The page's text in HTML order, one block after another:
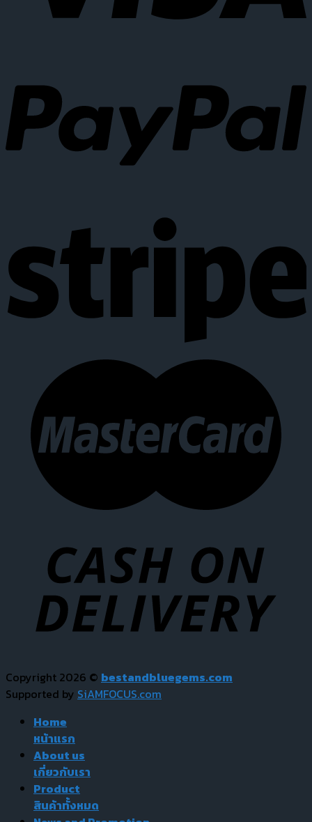
Copyright 2026 © bestandbluegems.com
Supported by SiAMFOCUS.com
Home
หน้าแรก
About us
เกี่ยวกับเรา
Product
สินค้าทั้งหมด